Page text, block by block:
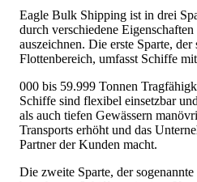
Eagle Bulk Shipping ist in drei
durch verschiedene
auszeichnen. Die erste Sparte,
Flottenbereich, umfasst Schiffe
000 bis 59.999 Tonnen
Schiffe sind flexibel einsetzbar
als auch tiefen Gewässern
Transports erhöht und das
Partner der Kunden macht.
Die zweite Sparte, der